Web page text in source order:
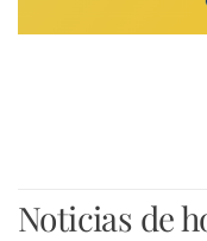
Noticias de